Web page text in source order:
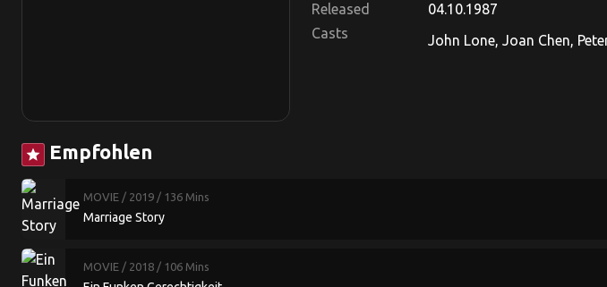
Released
04.10.1987
Casts
John Lone, Joan Chen,
star Empfohlen
MOVIE / 2019 / 136 Mins
Marriage Story
MOVIE / 2018 / 106 Mins